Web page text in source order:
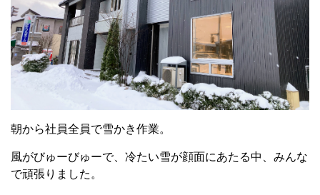
朝から社員全員で雪かき作業。
風がびゅーびゅーで、冷たい雪が顔面にあたる中、みんな
で頑張りました。